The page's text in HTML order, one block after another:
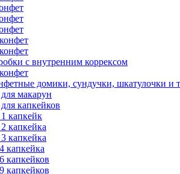
с внутренним коррексом
домики, сундучки, шкатулочки и
макарун
капкейков
капкейк
капкейка
капкейка
капкейка
капкейков
капкейков